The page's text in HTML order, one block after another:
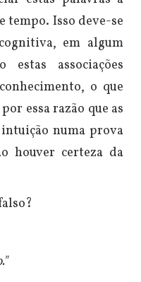
tempo. Isso deve-se
em algum
associações
o que
essa razão que as
numa prova
houver certeza da